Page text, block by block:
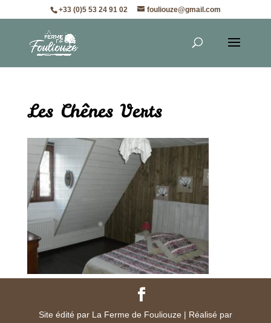
+33 (0)5 53 24 91 02 fouliouze@gmail.com
Les Chênes Verts
Site édité par La Ferme de Fouliouze | Réalisé par